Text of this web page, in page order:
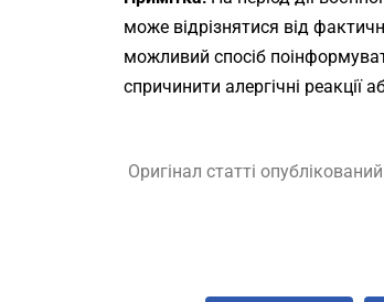
може відрізнятися від
можливий спосіб
спричинити алергічні реакції
Оригінал статті